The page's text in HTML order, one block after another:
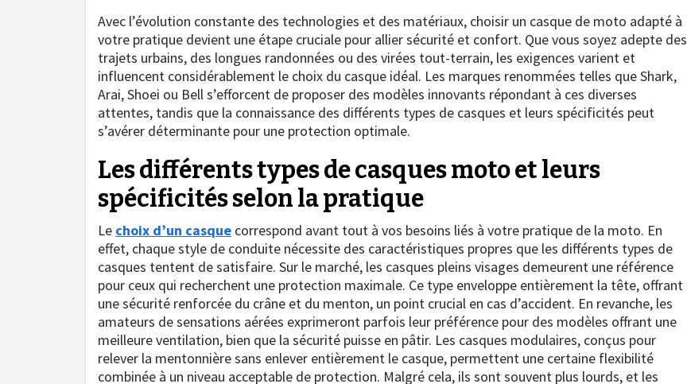
Avec l’évolution constante des technologies et des matériaux, choisir un casque de moto adapté à
votre pratique devient une étape cruciale pour allier sécurité et confort. Que vous soyez adepte des
trajets urbains, des longues randonnées ou des virées tout-terrain, les exigences varient et
influencent considérablement le choix du casque idéal. Les marques renommées telles que Shark,
Arai, Shoei ou Bell s’efforcent de proposer des modèles innovants répondant à ces diverses
attentes, tandis que la connaissance des différents types de casques et leurs spécificités peut
s’avérer déterminante pour une protection optimale.
Les différents types de casques moto et leurs
spécificités selon la pratique
Le choix d’un casque correspond avant tout à vos besoins liés à votre pratique de la moto. En
effet, chaque style de conduite nécessite des caractéristiques propres que les différents types de
casques tentent de satisfaire. Sur le marché, les casques pleins visages demeurent une référence
pour ceux qui recherchent une protection maximale. Ce type enveloppe entièrement la tête, offrant
une sécurité renforcée du crâne et du menton, un point crucial en cas d’accident. En revanche, les
amateurs de sensations aérées exprimeront parfois leur préférence pour des modèles offrant une
meilleure ventilation, bien que la sécurité puisse en pâtir. Les casques modulaires, conçus pour
relever la mentonnière sans enlever entièrement le casque, permettent une certaine flexibilité
combinée à un niveau acceptable de protection. Malgré cela, ils sont souvent plus lourds, et les